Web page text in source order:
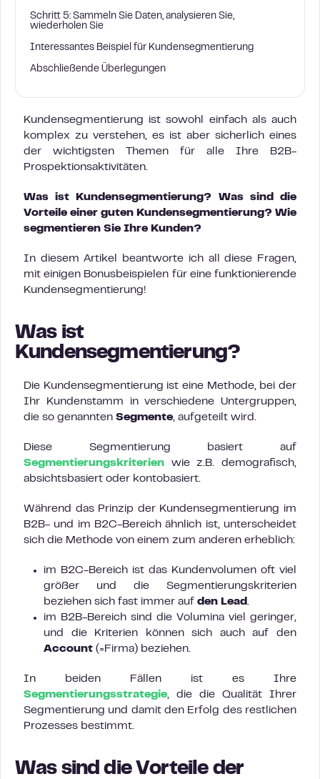
Schritt 5: Sammeln Sie Daten, analysieren Sie,
wiederholen Sie
Interessantes Beispiel für Kundensegmentierung
Abschließende Überlegungen
Kundensegmentierung ist sowohl einfach als auch
komplex zu verstehen, es ist aber sicherlich eines
der wichtigsten Themen für alle Ihre B2B-
Prospektionsaktivitäten.
Was ist Kundensegmentierung? Was sind die
Vorteile einer guten Kundensegmentierung? Wie
segmentieren Sie Ihre Kunden?
In diesem Artikel beantworte ich all diese Fragen,
mit einigen Bonusbeispielen für eine funktionierende
Kundensegmentierung!
Was ist
Kundensegmentierung?
Die Kundensegmentierung ist eine Methode, bei der
Ihr Kundenstamm in verschiedene Untergruppen,
die so genannten Segmente, aufgeteilt wird.
Diese Segmentierung basiert auf
Segmentierungskriterien wie z.B. demografisch,
absichtsbasiert oder kontobasiert.
Während das Prinzip der Kundensegmentierung im
B2B- und im B2C-Bereich ähnlich ist, unterscheidet
sich die Methode von einem zum anderen erheblich:
im B2C-Bereich ist das Kundenvolumen oft viel
größer und die Segmentierungskriterien
beziehen sich fast immer auf den Lead .
im B2B-Bereich sind die Volumina viel geringer,
und die Kriterien können sich auch auf den
Account (=Firma) beziehen.
In beiden Fällen ist es Ihre
Segmentierungsstrategie, die die Qualität Ihrer
Segmentierung und damit den Erfolg des restlichen
Prozesses bestimmt.
Was sind die Vorteile der